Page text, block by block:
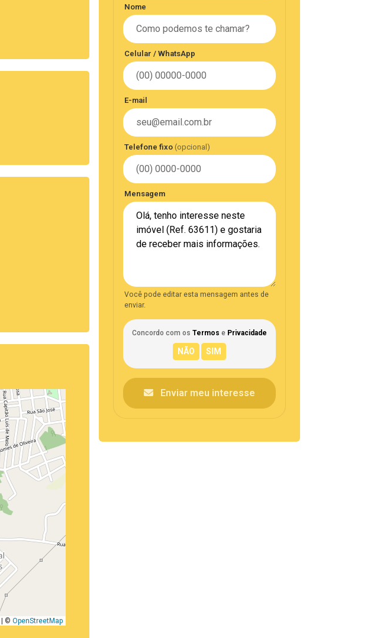
© OpenStreetMap
Nome
Celular / WhatsApp
E-mail
Telefone fixo (opcional)
Mensagem
Você pode editar esta mensagem antes de
enviar.
Concordo com os Termos e Privacidade
Enviar meu interesse